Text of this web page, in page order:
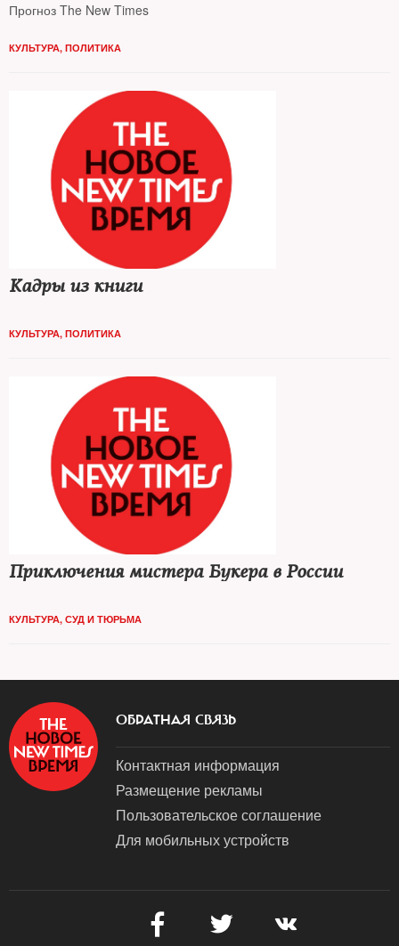
Прогноз The New Times
КУЛЬТУРА, ПОЛИТИКА
Кадры из книги
КУЛЬТУРА, ПОЛИТИКА
Приключения мистера Букера в России
КУЛЬТУРА, СУД И ТЮРЬМА
ОБРАТНАЯ СВЯЗЬ
Контактная информация
Размещение рекламы
Пользовательское соглашение
Для мобильных устройств